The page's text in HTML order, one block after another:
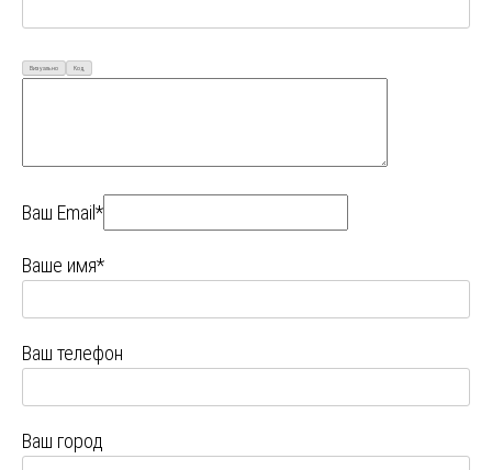
Визуально Код
Ваш Email*
Ваше имя*
Ваш телефон
Ваш город